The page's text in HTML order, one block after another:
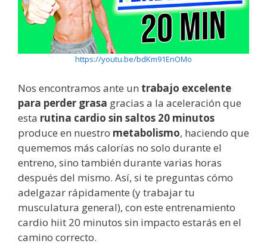
https://youtu.be/bdKm91EnOMo
Nos encontramos ante un trabajo excelente
para perder grasa gracias a la aceleración que
esta rutina cardio sin saltos 20 minutos
produce en nuestro metabolismo, haciendo que
quememos más calorías no solo durante el
entreno, sino también durante varias horas
después del mismo. Así, si te preguntas cómo
adelgazar rápidamente (y trabajar tu
musculatura general), con este entrenamiento
cardio hiit 20 minutos sin impacto estarás en el
camino correcto.